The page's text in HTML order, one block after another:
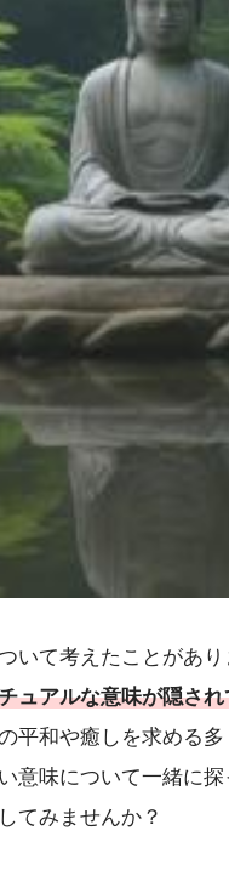
いて考えたことがあり
ュアルな意味が隠さ
平和や癒しを求める
意味について一緒に
てみませんか？